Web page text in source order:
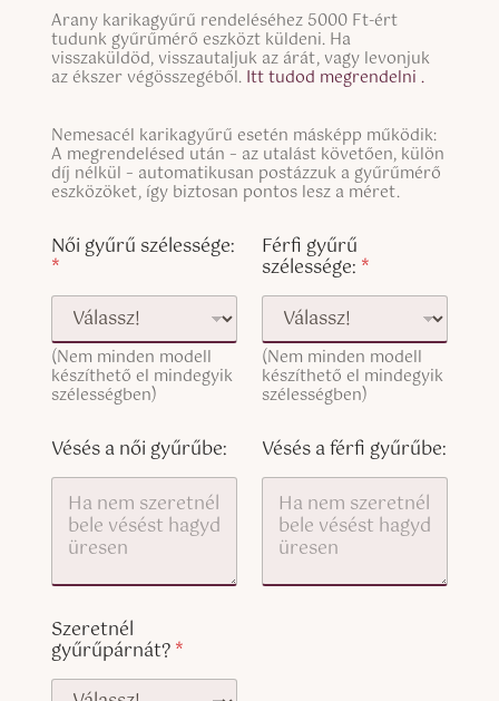
g
l
e
L
n
e
T
e
t
S
i
n
g
e
L
i
n
e
e
x
t
c
o
p
y
Arany karikagyűrű rendeléséhez 5000 Ft-ért
tudunk gyűrűmérő eszközt küldeni. Ha
visszaküldöd, visszautaljuk az árát, vagy levonjuk
az ékszer végösszegéből. Itt tudod megrendelni .
S
i
n
g
e
L
n
T
e
x
t
c
o
Nemesacél karikagyűrű esetén másképp működik:
A megrendelésed után – az utalást követően, külön
díj nélkül – automatikusan postázzuk a gyűrűmérő
eszközöket, így biztosan pontos lesz a méret.
Női gyűrű szélessége:
*
(Nem minden modell
készíthető el mindegyik
szélességben)
Férfi gyűrű
szélessége: *
(Nem minden modell
készíthető el mindegyik
szélességben)
Vésés a női gyűrűbe: Vésés a férfi gyűrűbe:
Szeretnél
gyűrűpárnát?*